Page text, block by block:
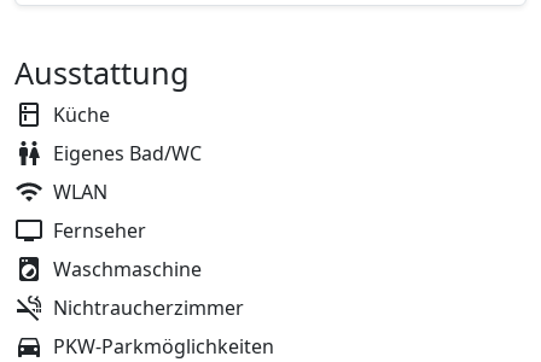
Ausstattung
Küche
Eigenes Bad/WC
WLAN
Fernseher
Waschmaschine
Nichtraucherzimmer
PKW-Parkmöglichkeiten